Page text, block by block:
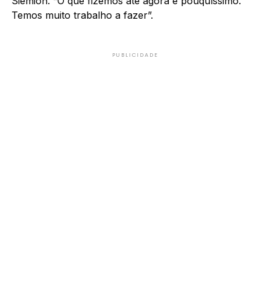
Temos muito trabalho a fazer”.
PUBLICIDADE